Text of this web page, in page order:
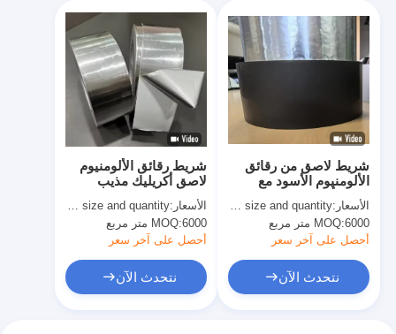
شريط رقائق الألومنيوم
لاصق أكريليك مذيب
وراتنج مطاطي
الأسعار:basing size and quantity
MOQ:6000 متر مربع
أحصل على آخر سعر
نتحدث الآن
شريط لاصق من رقائق
الألومنيوم الأسود مع
لاصق أكريليك مذيب
الأسعار:basing on size and quantity
MOQ:6000 متر مربع
أحصل على آخر سعر
نتحدث الآن